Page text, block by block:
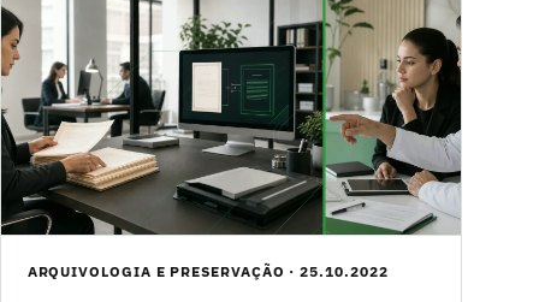
ARQUIVOLOGIA E PRESERVAÇÃO · 25.10.2022